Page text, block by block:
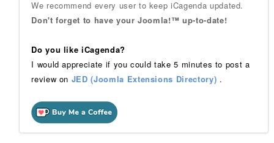
We recommend every user to keep iCagenda updated.
Don't forget to have your Joomla!™ up-to-date!
Do you like iCagenda?
I would appreciate if you could take 5 minutes to post a
review on JED (Joomla Extensions Directory) .